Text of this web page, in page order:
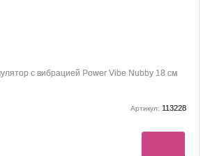
с вибрацией Power Vibe Nubby 18 см
Артикул: 113228